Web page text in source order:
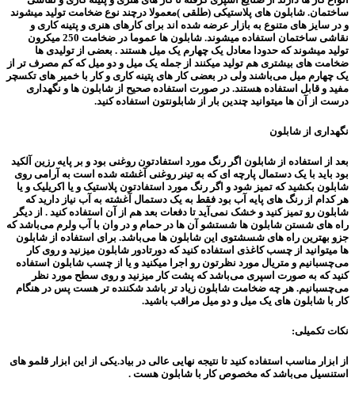
ساختمان. شابلون های پلاستیکی (طلقی )معمولا درچند نوع ضخامت تولید میشوند
و در سایز های متنوع به بازار عرضه شده اند برای کارهای هنری و پتینه کاری و
نقاشی ساختمان استفاده میشوند. شابلون ها عموما در ضخامت 250 میکرون
تولید میشوند که حدودا معادل یک چهارم یک میل هستند . بعضی از تولیدی ها
ضخامت های بیشتری هم تولید میکنند از جمله یک میل و دو میل که کم مصرف تر از
یک چهارم میل می‌باشند ولی در بعضی کار های پتینه کاری و کار با خمیر های تکسچر
مفید و قابل استفاده هستند. در صورت استفاده صحیح از شابلون ها و نگهداری
درست از آن ها میتوانید چندین بار از شابلونتون استفاده کنید.
نگهداری از شابلون
بعد از استفاده از شابلون اگر رنگ مورد استفادتون روغنی بود و بر پایه رزین آلکید
بود باید با یک دستمال پارچه ای که به تینر روغنی آغشته شده است به آرامی روی
شابلون بکشید که تمیز شود و اگر رنگ مورد استفادتون پلاستیک و یا اکریلیک و یا
هر کدام از رنگ های پایه آب بود فقط به یک دستمال آغشته به آب نیاز دارید که
شابلون رو تمیز کنید و خشک نمی‌آید تا دفعات بعد هم از آن استفاده کنید . از دیگر
راه های شستن شابلون ها شستشو آن ها در حمام و در وان با آب ولرم می‌باشد که
جزو بهترین راه های شسشتوی این شابلون ها می‌باشد. برای استفاده از شابلون
ها میتوانید از چسب کاغذی استفاده کنید که دورتادور شابلون میزنید و روی کار
می‌چسبانیم و متریال مورد نظرتون رو اجرا میکنید و یا از چسب شابلون استفاده
کنید که به صورت اسپری می‌باشد که پشت کار میزنید و روی سطح مورد نظر
می‌چسبانیم. هر چه ضخامت شابلون زیاد تر باشد شکننده تر هست پس در هنگام
کار با شابلون های یک میل و دو میل مراقب باشید.
نکات تکمیلی:
از ابزار مناسب استفاده کنید تا نتیجه نهایی عالی در بیاد.یکی از این ابزار قلمو های
استنسیل می‌باشد که مخصوص کار با شابلون هست .